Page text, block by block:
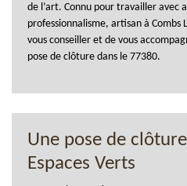
de l’art. Connu pour travailler avec
professionnalisme, artisan à Combs
vous conseiller et de vous
pose de clôture dans le 77380.
Une pose de
Espaces Verts